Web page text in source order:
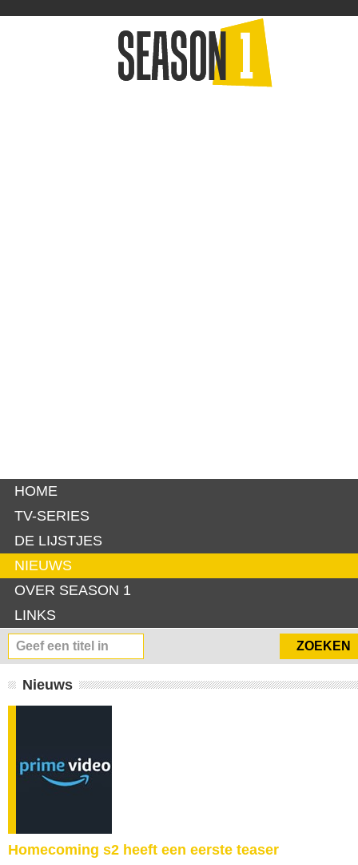
HOME
TV-SERIES
DE LIJSTJES
NIEUWS
OVER SEASON 1
LINKS
Nieuws
Homecoming s2 heeft een eerste teaser